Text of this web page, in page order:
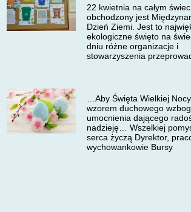
22 kwietnia na całym
obchodzony jest
Dzień Ziemi. Jest to
ekologiczne święto na
dniu różne organizacje i
stowarzyszenia
…Aby Święta Wielkiej Nocy
wzorem duchowego
umocnienia dającego
nadzieję… Wszelkiej
serca życzą Dyrektor,
wychowankowie Bursy